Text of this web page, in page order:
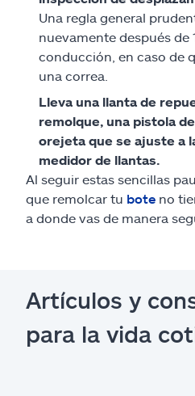
Una regla general
nuevamente después de
conducción, en caso de
una correa.
Lleva una llanta de
remolque, una pistola
orejeta que se ajuste a
medidor de llantas.
Al seguir estas sencillas
que remolcar tu bote no
a donde vas de manera
Artículos y
para la vida